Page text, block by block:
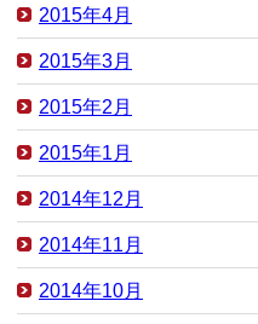
2015年4月
2015年3月
2015年2月
2015年1月
2014年12月
2014年11月
2014年10月